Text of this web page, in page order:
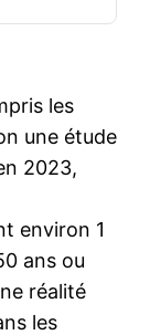
les
une étude
2023,
environ 1
ans ou
réalité
les